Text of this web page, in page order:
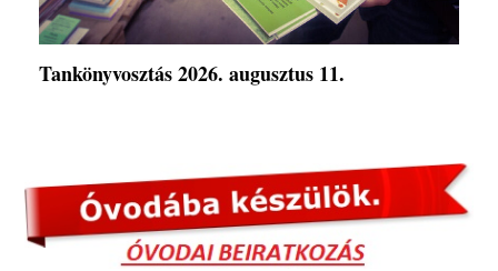
Tankönyvosztás 2026. augusztus 11.